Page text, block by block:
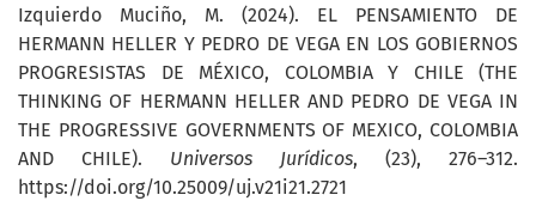
Izquierdo Muciño, M. (2024). EL PENSAMIENTO DE
HERMANN HELLER Y PEDRO DE VEGA EN LOS GOBIERNOS
PROGRESISTAS DE MÉXICO, COLOMBIA Y CHILE (THE
THINKING OF HERMANN HELLER AND PEDRO DE VEGA IN
THE PROGRESSIVE GOVERNMENTS OF MEXICO, COLOMBIA
AND CHILE). Universos Jurídicos, (23), 276–312.
https://doi.org/10.25009/uj.v21i21.2721